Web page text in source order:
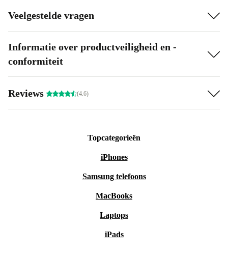
Veelgestelde vragen
Informatie over productveiligheid en -
conformiteit
Reviews (4.6)
Topcategorieën
iPhones
Samsung telefoons
MacBooks
Laptops
iPads